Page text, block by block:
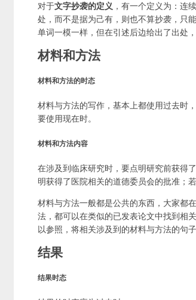
对于文字抄袭的定义 ，有一个定义为：连
处，而不是据为己有，则也不算抄袭，只
单词一模一样，但在引述后边给出了出处，
材料和方法
材料和方法的时态
材料与方法的写作，基本上都使用过去时
要使用现在时。
材料和方法内容
在涉及到临床研究时，要点明研究前获得
明获得了医院相关的道德委员会的批准；
材料与方法一般都是公共的东西，大家都
法，都可以在类似的已发表论文中找到相
以参照，将相关涉及到的材料与方法的句
结果
结果时态